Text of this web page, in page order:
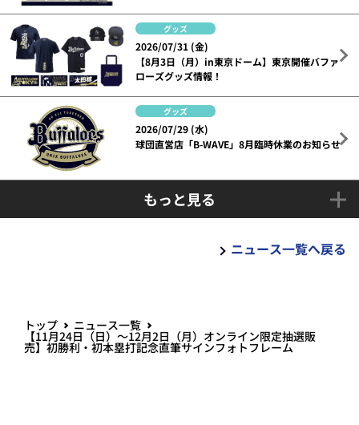
グッズ
2026/07/31 (金)
【8月3日（月）in東京ドーム】東京開催バファ
ローズグッズ情報！
グッズ
2026/07/29 (水)
球団直営店「B-WAVE」8月臨時休業のお知らせ
もっと見る
ニュース一覧へ戻る
トップ ニュース一覧
【11月24日（日）～12月2日（月）オンライン限定抽選販
売】初勝利・初本塁打記念直筆サインフォトフレーム